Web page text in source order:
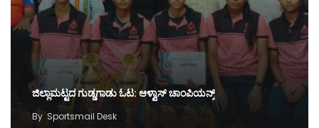
ಜಿಲ್ಲಾಮಟ್ಟದ ಗುಡ್ಡಗಾಡು ಓಟ: ಆಳ್ವಾಸ್ ಚಾಂಪಿಯನ್ಸ್
By Sportsmail Desk